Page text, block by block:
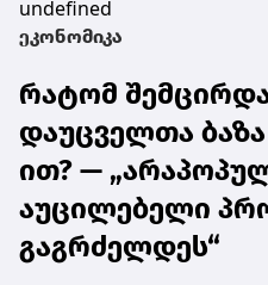
undefined
ეკონომიკა
რატომ
დაუცველთა
ით? —
აუცილებელი
გაგრძელდეს“